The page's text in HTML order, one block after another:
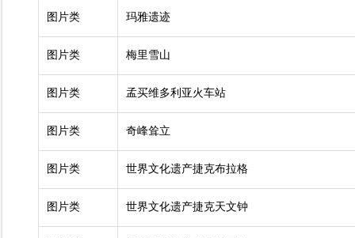
图片类 玛雅遗迹
图片类 梅里雪山
图片类 孟买维多利亚火车站
图片类 奇峰耸立
图片类 世界文化遗产捷克布拉格
图片类 世界文化遗产捷克天文钟